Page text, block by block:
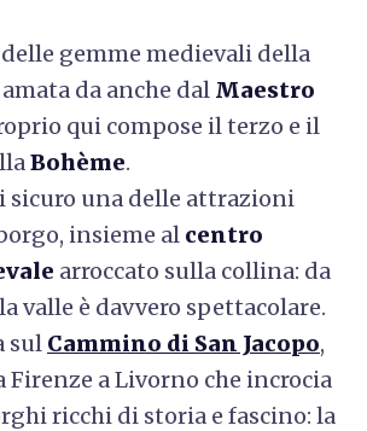
gemme medievali della
amata da anche dal Maestro
qui compose il terzo e il
Bohème.
sicuro una delle attrazioni
insieme al centro
arroccato sulla collina: da
valle è davvero spettacolare.
sul Cammino di San Jacopo,
Firenze a Livorno che incrocia
ricchi di storia e fascino: la